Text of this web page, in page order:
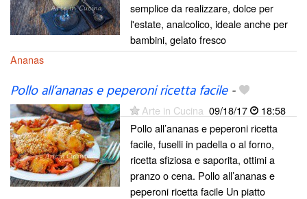
semplice da realizzare, dolce per
l'estate, analcolico, ideale anche per
bambini, gelato fresco
Ananas
Pollo all’ananas e peperoni ricetta facile-
Arte in Cucina 09/18/17
18:58
Pollo all’ananas e peperoni ricetta
facile, fuselli in padella o al forno,
ricetta sfiziosa e saporita, ottimi a
pranzo o cena. Pollo all’ananas e
peperoni ricetta facile Un piatto